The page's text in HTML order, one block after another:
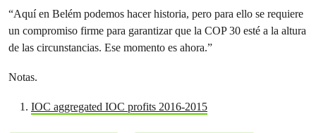
“Aquí en Belém podemos hacer historia, pero para ello se requiere
un compromiso firme para garantizar que la COP 30 esté a la altura
de las circunstancias. Ese momento es ahora.”
Notas.
IOC aggregated IOC profits 2016-2015